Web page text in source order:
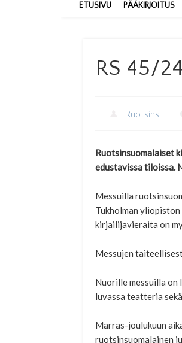
ETUSIVU PÄÄKIRJOITUS
RS 45/
Ruotsins
Ruotsinsuomalaiset
edustavissa tiloissa.
Messuilla
Tukholman
kirjailijavieraita on
Messujen
Nuorille messuilla on
luvassa teatteria
Marras-joulukuun
ruotsinsuomalainen